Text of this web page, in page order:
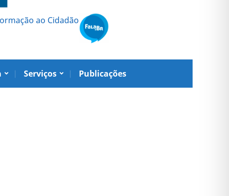
ao Cidadão
Serviços Publicações